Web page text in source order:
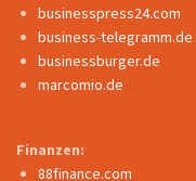
businesspress24.com
business-telegramm.de
businessburger.de
marcomio.de
Finanzen:
88finance.com